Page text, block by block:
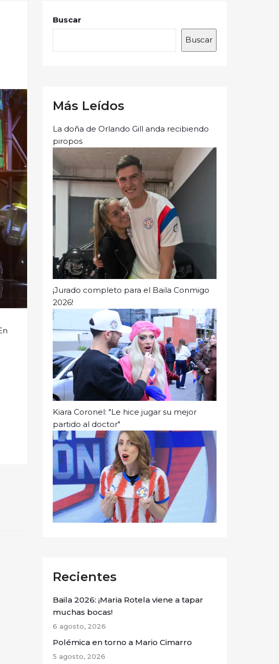
Buscar
Buscar
Más Leídos
La doña de Orlando Gill anda recibiendo
piropos
¡Jurado completo para el Baila Conmigo
2026!
Kiara Coronel: "Le hice jugar su mejor
partido al doctor"
Recientes
Baila 2026: ¡Maria Rotela viene a tapar
muchas bocas!
6 agosto, 2026
Polémica en torno a Mario Cimarro
5 agosto, 2026